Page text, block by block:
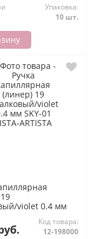
Упаковка:
10 шт.
violet 0.4 мм
Код товара:
12-198000